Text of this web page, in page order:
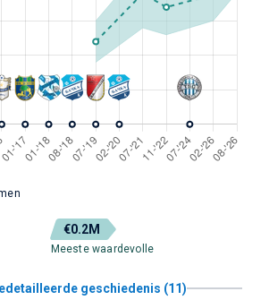
€0.2M
Meeste waardevolle
geschiedenis (11)